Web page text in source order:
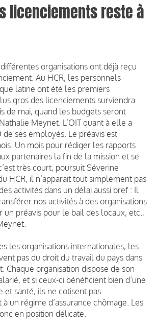
licenciements reste à
organisations ont déjà reçu
Au HCR, les personnels
latine ont été les premiers
gros des licenciements surviendra
de mai, quand les budgets seront
Meynet. L’OIT quant à elle a
ses employés. Le préavis est
Un mois pour rédiger les rapports
partenaires la fin de la mission et se
très court, poursuit Séverine
HCR, il n’apparait tout simplement pas
activités dans un délai aussi bref : Il
nos activités à des organisations
un préavis pour le bail des locaux, etc.,
les organisations internationales, les
pas du droit du travail du pays dans
Chaque organisation dispose de son
et si ceux-ci bénéficient bien d’une
et santé, ils ne cotisent pas
un régime d’assurance chômage. Les
en position délicate.